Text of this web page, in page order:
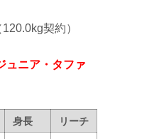
契約）
ュニア・タファ
身長
リーチ